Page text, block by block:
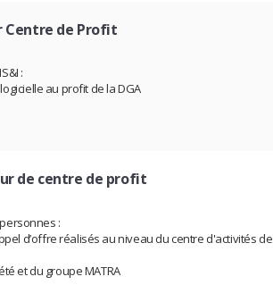
Centre de Profit
:
au profit de la DGA
de centre de profit
:
d’offre réalisés au niveau du centre d'activités de
et du groupe MATRA